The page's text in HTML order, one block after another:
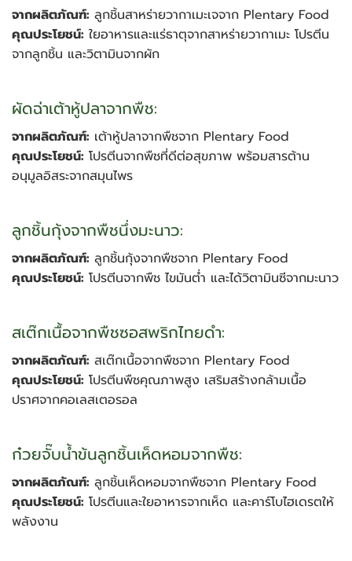
จากผลิตภัณฑ์: ลูกชิ้นสาหร่ายวากาเมะเจจาก Plentary Food
คุณประโยชน์: ใยอาหารและแร่ธาตุจากสาหร่ายวากาเมะ โปรตีน
จากลูกชิ้น และวิตามินจากผัก
ผัดฉ่าเต้าหู้ปลาจากพืช:
จากผลิตภัณฑ์: เต้าหู้ปลาจากพืชจาก Plentary Food
คุณประโยชน์: โปรตีนจากพืชที่ดีต่อสุขภาพ พร้อมสารต้าน
อนุมูลอิสระจากสมุนไพร
ลูกชิ้นกุ้งจากพืชนึ่งมะนาว:
จากผลิตภัณฑ์: ลูกชิ้นกุ้งจากพืชจาก Plentary Food
คุณประโยชน์: โปรตีนจากพืช ไขมันต่ำ และได้วิตามินซีจากมะนาว
สเต๊กเนื้อจากพืชซอสพริกไทยดำ:
จากผลิตภัณฑ์: สเต๊กเนื้อจากพืชจาก Plentary Food
คุณประโยชน์: โปรตีนพืชคุณภาพสูง เสริมสร้างกล้ามเนื้อ
ปราศจากคอเลสเตอรอล
ก๋วยจั๊บน้ำข้นลูกชิ้นเห็ดหอมจากพืช:
จากผลิตภัณฑ์: ลูกชิ้นเห็ดหอมจากพืชจาก Plentary Food
คุณประโยชน์: โปรตีนและใยอาหารจากเห็ด และคาร์โบไฮเดรตให้
พลังงาน